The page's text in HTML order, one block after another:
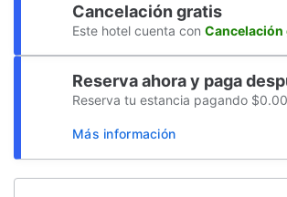
Cancelación gratis
Este hotel cuenta con Cancelación
Reserva ahora y paga
Reserva tu estancia pagando
Más información